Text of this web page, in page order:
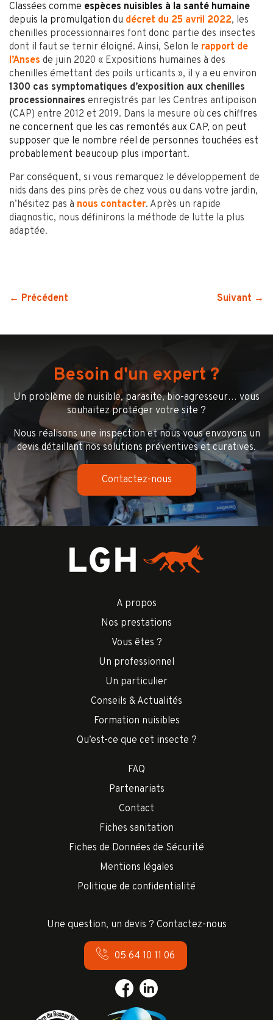
Classées comme espèces nuisibles à la santé humaine
depuis la promulgation du décret du 25 avril 2022, les
chenilles processionnaires font donc partie des insectes
dont il faut se ternir éloigné. Ainsi, Selon le rapport de
l’Anses de juin 2020 « Expositions humaines à des
chenilles émettant des poils urticants », il y a eu environ
1300 cas symptomatiques d’exposition aux chenilles
processionnaires enregistrés par les Centres antipoison
(CAP) entre 2012 et 2019. Dans la mesure où ces chiffres
ne concernent que les cas remontés aux CAP, on peut
supposer que le nombre réel de personnes touchées est
probablement beaucoup plus important.
Par conséquent, si vous remarquez le développement de
nids dans des pins près de chez vous ou dans votre jardin,
n’hésitez pas à nous contacter. Après un rapide
diagnostic, nous définirons la méthode de lutte la plus
adaptée.
← Précédent Suivant →
Besoin d'un expert ?
Un problème de nuisible, parasite, bio-agresseur… vous
souhaitez protéger votre site ?
Nous réalisons une inspection et nous vous envoyons un
devis détaillant nos solutions préventives et curatives.
Contactez-nous
A propos
Nos prestations
Vous êtes ?
Un professionnel
Un particulier
Conseils & Actualités
Formation nuisibles
Qu’est-ce que cet insecte ?
FAQ
Partenariats
Contact
Fiches sanitation
Fiches de Données de Sécurité
Mentions légales
Politique de confidentialité
Une question, un devis ? Contactez-nous
05 64 10 11 06